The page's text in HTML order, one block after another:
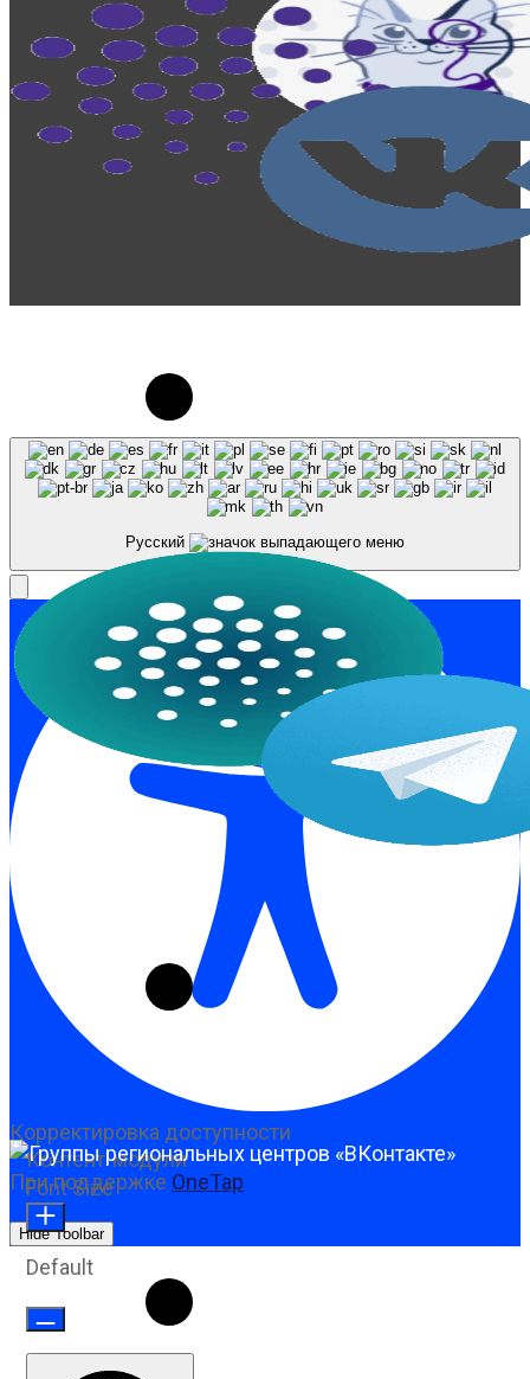
использовании материалов сайта galaktika64.ru
ссылка на источник обязательна.
Русский
Корректировка доступности
При поддержке OneTap
Hide Toolbar
Контент-модули
Font Size
Default